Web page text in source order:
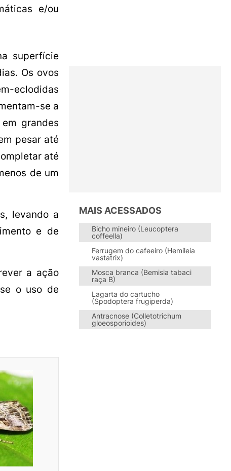
e/ou
superfície
Os ovos
eclodidas
se a
grandes
pesar até
até
de um
levando a
e de
a ação
o uso de
MAIS ACESSADOS
Bicho mineiro (Leucoptera
coffeella)
Ferrugem do cafeeiro (Hemileia
vastatrix)
Mosca branca (Bemisia tabaci
raça B)
Lagarta do cartucho
(Spodoptera frugiperda)
Antracnose (Colletotrichum
gloeosporioides)